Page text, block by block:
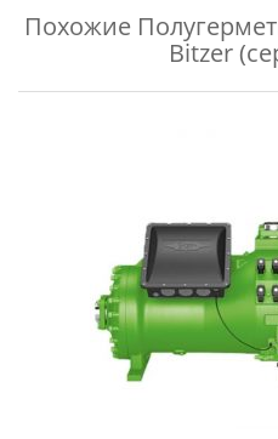
Похожие
Bitzer